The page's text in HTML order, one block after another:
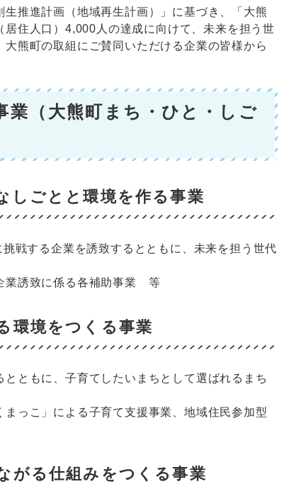
推進計画（地域再生計画）」に基づき、「大熊
住人口）4,000人の達成に向けて、未来を担う世
熊町の取組にご賛同いただける企業の皆様から
業（大熊町まち・ひと・しご
ごとと環境を作る事業
戦する企業を誘致するとともに、未来を担う世代
業誘致に係る各補助事業 等
環境をつくる事業
ともに、子育てしたいまちとして選ばれるまち
まっこ」による子育て支援事業、地域住民参加型
る仕組みをつくる事業